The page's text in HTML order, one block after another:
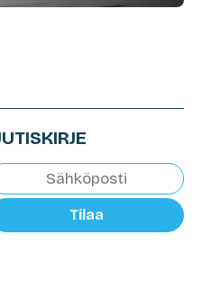
Tilaa